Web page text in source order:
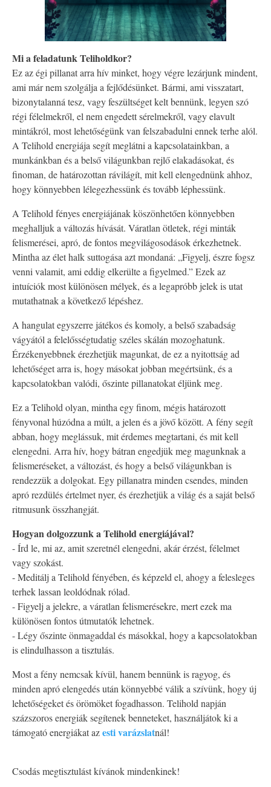
Mi a feladatunk Teliholdkor?
Ez az égi pillanat arra hív minket, hogy végre lezárjunk mindent,
ami már nem szolgálja a fejlődésünket. Bármi, ami visszatart,
bizonytalanná tesz, vagy feszültséget kelt bennünk, legyen szó
régi félelmekről, el nem engedett sérelmekről, vagy elavult
mintákról, most lehetőségünk van felszabadulni ennek terhe alól.
A Telihold energiája segít meglátni a kapcsolatainkban, a
munkánkban és a belső világunkban rejlő elakadásokat, és
finoman, de határozottan rávilágít, mit kell elengednünk ahhoz,
hogy könnyebben lélegezhessünk és tovább léphessünk.
A Telihold fényes energiájának köszönhetően könnyebben
meghalljuk a változás hívását. Váratlan ötletek, régi minták
felismerései, apró, de fontos megvilágosodások érkezhetnek.
Mintha az élet halk suttogása azt mondaná: „Figyelj, észre fogsz
venni valamit, ami eddig elkerülte a figyelmed.” Ezek az
intuíciók most különösen mélyek, és a legapróbb jelek is utat
mutathatnak a következő lépéshez.
A hangulat egyszerre játékos és komoly, a belső szabadság
vágyától a felelősségtudatig széles skálán mozoghatunk.
Érzékenyebbnek érezhetjük magunkat, de ez a nyitottság ad
lehetőséget arra is, hogy másokat jobban megértsünk, és a
kapcsolatokban valódi, őszinte pillanatokat éljünk meg.
Ez a Telihold olyan, mintha egy finom, mégis határozott
fényvonal húzódna a múlt, a jelen és a jövő között. A fény segít
abban, hogy meglássuk, mit érdemes megtartani, és mit kell
elengedni. Arra hív, hogy bátran engedjük meg magunknak a
felismeréseket, a változást, és hogy a belső világunkban is
rendezzük a dolgokat. Egy pillanatra minden csendes, minden
apró rezdülés értelmet nyer, és érezhetjük a világ és a saját belső
ritmusunk összhangját.
Hogyan dolgozzunk a Telihold energiájával?
- Írd le, mi az, amit szeretnél elengedni, akár érzést, félelmet
vagy szokást.
- Meditálj a Telihold fényében, és képzeld el, ahogy a felesleges
terhek lassan leoldódnak rólad.
- Figyelj a jelekre, a váratlan felismerésekre, mert ezek ma
különösen fontos útmutatók lehetnek.
- Légy őszinte önmagaddal és másokkal, hogy a kapcsolatokban
is elindulhasson a tisztulás.
Most a fény nemcsak kívül, hanem bennünk is ragyog, és
minden apró elengedés után könnyebbé válik a szívünk, hogy új
lehetőségeket és örömöket fogadhasson. Telihold napján
százszoros energiák segítenek benneteket, használjátok ki a
támogató energiákat azesti varázslatnál!
Csodás megtisztulást kívánok mindenkinek!